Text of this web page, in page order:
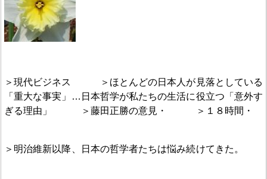
＞現代ビジネス ＞ほとんどの日本人が見落としている
「重大な事実」…日本哲学が私たちの生活に役立つ「意外す
ぎる理由」 ＞藤田正勝の意見・ ＞１８時間・
＞明治維新以降、日本の哲学者たちは悩み続けてきた。